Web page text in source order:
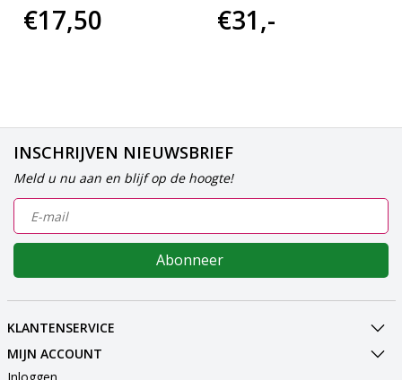
€17,50 €31,-
INSCHRIJVEN NIEUWSBRIEF
Meld u nu aan en blijf op de hoogte!
Abonneer
KLANTENSERVICE
MIJN ACCOUNT